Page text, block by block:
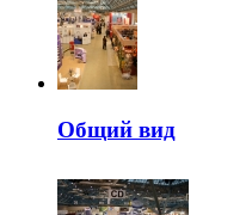
Общий вид